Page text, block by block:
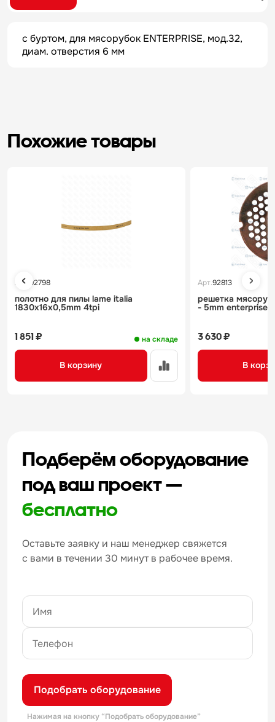
с буртом, для мясорубок ENTERPRISE, мод.32,
диам. отверстия 6 мм
Похожие товары
Арт. 92798
полотно для пилы lame italia
1830x16x0,5mm 4tpi
на складе
1 851 ₽
В корзину
Арт.92813
решетка
- 5mm enterprise
3 630 ₽
В
Подберём оборудование
под ваш проект —
бесплатно
Оставьте заявку и наш менеджер свяжется
с вами в течении 30 минут в рабочее время.
Подобрать оборудование
Нажимая на кнопку “Подобрать оборудование”